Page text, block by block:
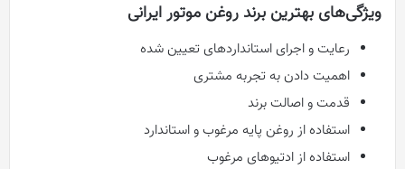
ویژگی‌های بهترین برند روغن موتور ایرانی
رعایت و اجرای استانداردهای تعیین شده
اهمیت دادن به تجربه مشتری
قدمت و اصالت برند
استفاده از روغن پایه مرغوب و استاندارد
استفاده از ادتیوهای مرغوب